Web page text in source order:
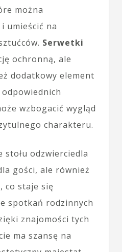
można
umieścić na
Serwetki
ochronną, ale
dodatkowy element
wzbogacić wygląd
charakteru.
stołu odzwierciedla
gości, ale również
co staje się
spotkań rodzinnych
znajomości tych
ma szansę na